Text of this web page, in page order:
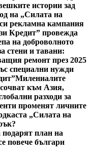
истории зад
на „Силата на
рекламна кампания
Кредит” провежда
на доброволното
стени и тавани:
ремонт през 2025
специални нужди
Милениалите
към Азия,
разходи за
променят личните
„Силата на
план на
повече българи